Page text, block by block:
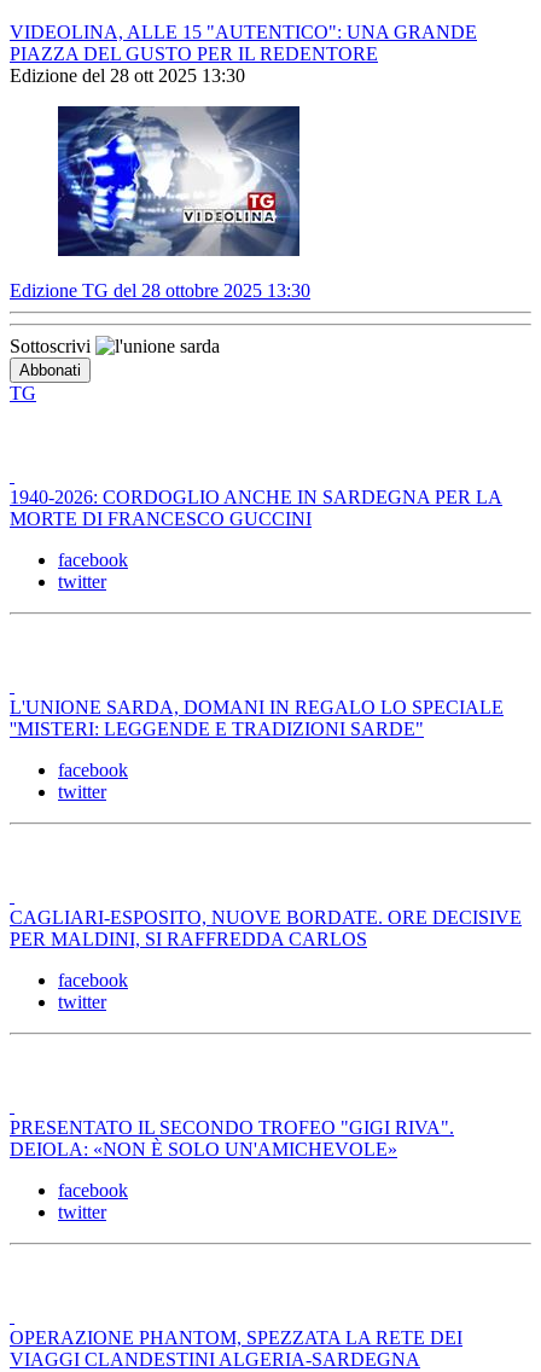
VIDEOLINA, ALLE 15 "AUTENTICO": UNA GRANDE
PIAZZA DEL GUSTO PER IL REDENTORE
Edizione del 28 ott 2025 13:30
Edizione TG del 28 ottobre 2025 13:30
Sottoscrivi
TG
1940-2026: CORDOGLIO ANCHE IN SARDEGNA PER LA
MORTE DI FRANCESCO GUCCINI
facebook
twitter
L'UNIONE SARDA, DOMANI IN REGALO LO SPECIALE
''MISTERI: LEGGENDE E TRADIZIONI SARDE"
facebook
twitter
CAGLIARI-ESPOSITO, NUOVE BORDATE. ORE DECISIVE
PER MALDINI, SI RAFFREDDA CARLOS
facebook
twitter
PRESENTATO IL SECONDO TROFEO "GIGI RIVA".
DEIOLA: «NON È SOLO UN'AMICHEVOLE»
facebook
twitter
OPERAZIONE PHANTOM, SPEZZATA LA RETE DEI
VIAGGI CLANDESTINI ALGERIA-SARDEGNA